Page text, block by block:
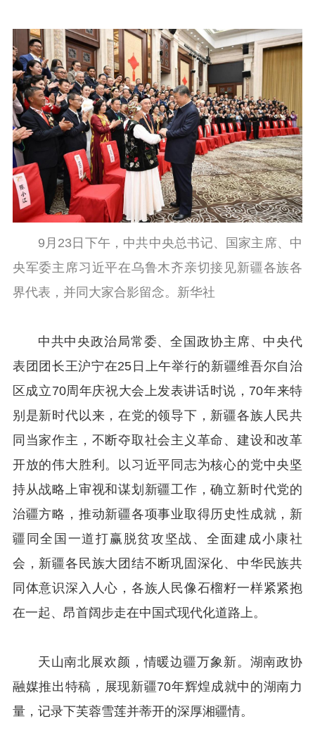
9月23日下午，中共中央总书记、国家主席、中
央军委主席习近平在乌鲁木齐亲切接见新疆各族各
界代表，并同大家合影留念。新华社
中共中央政治局常委、全国政协主席、中央代
表团团长王沪宁在25日上午举行的新疆维吾尔自治
区成立70周年庆祝大会上发表讲话时说，70年来特
别是新时代以来，在党的领导下，新疆各族人民共
同当家作主，不断夺取社会主义革命、建设和改革
开放的伟大胜利。以习近平同志为核心的党中央坚
持从战略上审视和谋划新疆工作，确立新时代党的
治疆方略，推动新疆各项事业取得历史性成就，新
疆同全国一道打赢脱贫攻坚战、全面建成小康社
会，新疆各民族大团结不断巩固深化、中华民族共
同体意识深入人心，各族人民像石榴籽一样紧紧抱
在一起、昂首阔步走在中国式现代化道路上。
天山南北展欢颜，情暖边疆万象新。湖南政协
融媒推出特稿，展现新疆70年辉煌成就中的湖南力
量，记录下芙蓉雪莲并蒂开的深厚湘疆情。